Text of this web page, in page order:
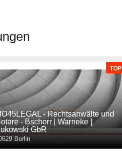
TOP
- Rechtsanwälte und
- Bschorr | Warneke |
GbR
Berlin